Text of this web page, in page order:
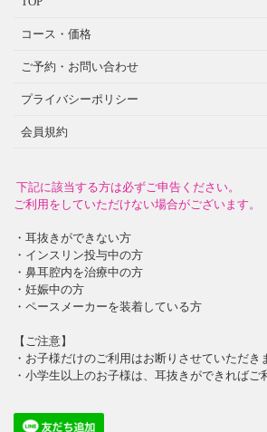
コース・価格
ご予約・お問い合わせ
プライバシーポリシー
会員規約
下記に該当する方は必ずご申告ください。
ご利用をしていただけない場合がございます。
・耳抜きができない方
・インスリン投与中の方
・鼻耳腔内を治療中の方
・妊娠中の方
・ペースメーカーを装着している方
【ご注意】
・お子様だけのご利用はお断りさせていただき
・小学生以上のお子様は、耳抜きができればご